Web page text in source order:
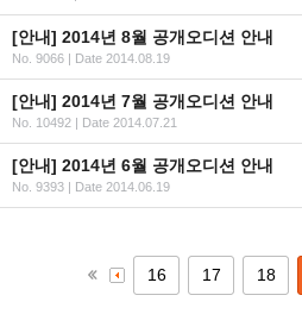
[안내] 2014년 8월 공개오디션 안내
No. 9066 | Date 2014.08.19
[안내] 2014년 7월 공개오디션 안내
No. 10492 | Date 2014.07.21
[안내] 2014년 6월 공개오디션 안내
No. 9393 | Date 2014.06.19
16 17 18